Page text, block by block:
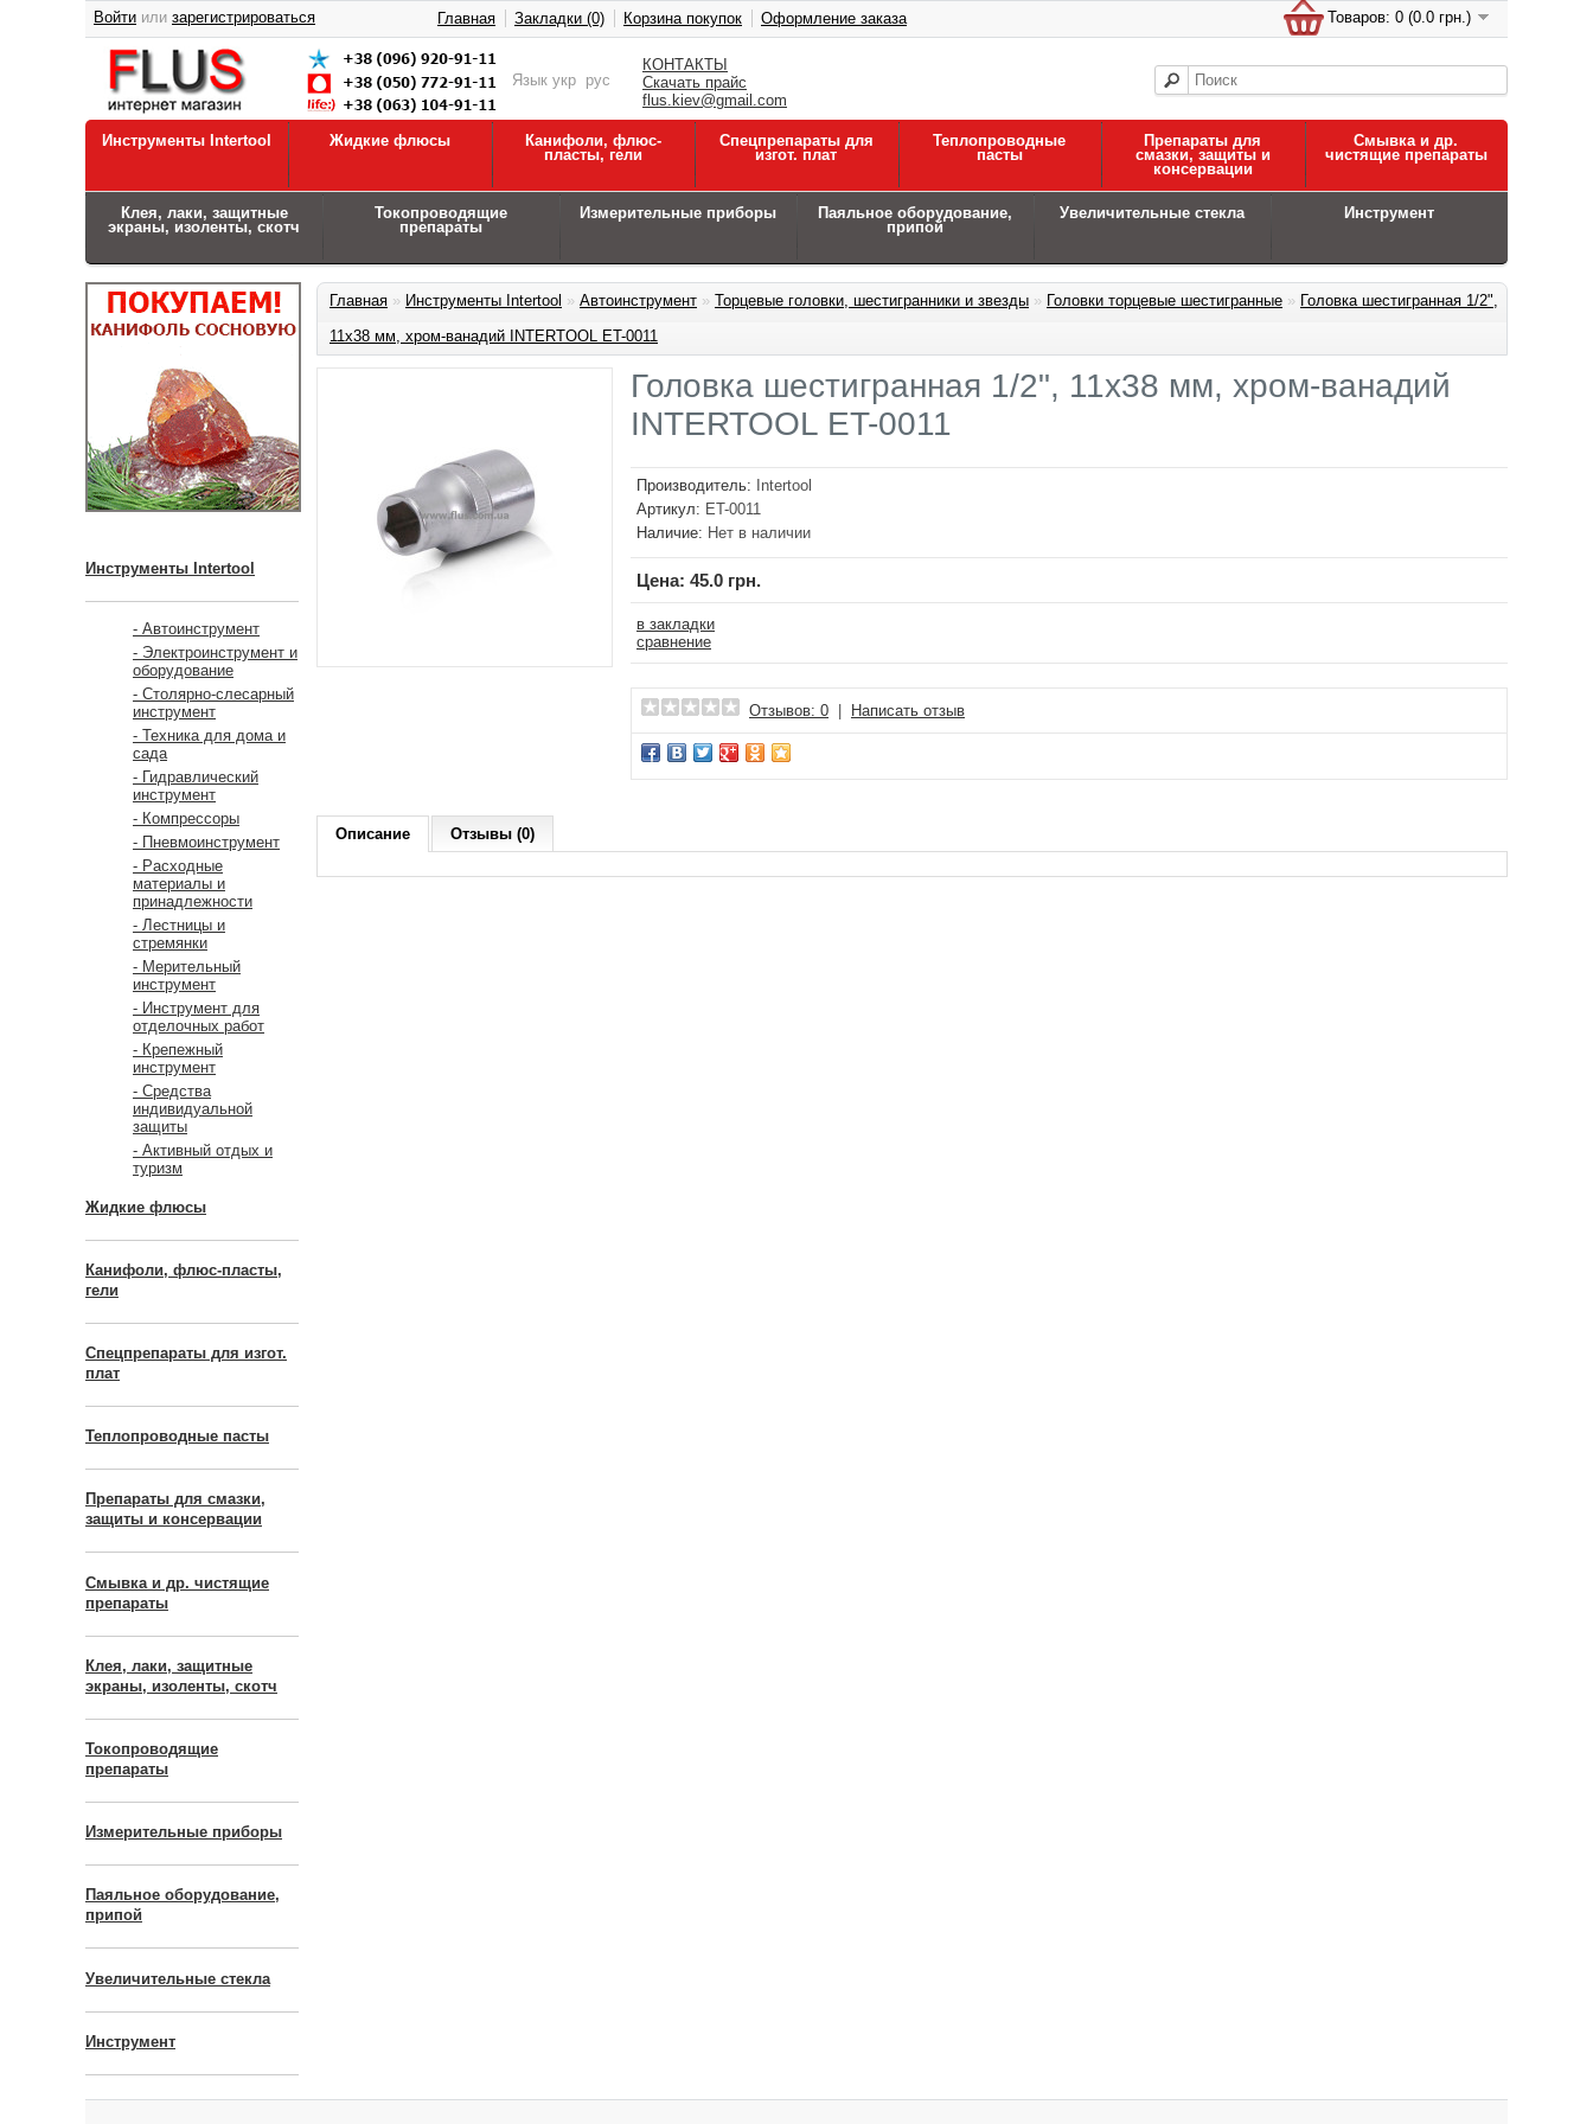
КОНТАКТЫ
Скачать прайс
flus.kiev@gmail.com
Язык укр рус
Товаров: 0 (0.0 грн.)
Войти или зарегистрироваться Главная Закладки (0) Корзина покупок Оформление заказа
Инструменты Intertool Жидкие флюсы
Канифоли, флюс-
пласты, гели
Спецпрепараты для
изгот. плат
Теплопроводные
пасты
Препараты для
смазки, защиты и
консервации
Смывка и др.
чистящие препараты
Клея, лаки, защитные
экраны, изоленты, скотч
Токопроводящие
препараты
Измерительные приборы
Паяльное оборудование,
припой
Увеличительные стекла Инструмент
Инструменты Intertool
- Автоинструмент
- Электроинструмент и
оборудование
- Столярно-слесарный
инструмент
- Техника для дома и
сада
- Гидравлический
инструмент
- Компрессоры
- Пневмоинструмент
- Расходные
материалы и
принадлежности
- Лестницы и
стремянки
- Мерительный
инструмент
- Инструмент для
отделочных работ
- Крепежный
инструмент
- Средства
индивидуальной
защиты
- Активный отдых и
туризм
Жидкие флюсы
Канифоли, флюс-пласты,
гели
Спецпрепараты для изгот.
плат
Теплопроводные пасты
Препараты для смазки,
защиты и консервации
Смывка и др. чистящие
препараты
Клея, лаки, защитные
экраны, изоленты, скотч
Токопроводящие
препараты
Измерительные приборы
Паяльное оборудование,
припой
Увеличительные стекла
Инструмент
Главная » Инструменты Intertool » Автоинструмент » Торцевые головки, шестигранники и звезды » Головки торцевые шестигранные » Головка шестигранная 1/2",
11x38 мм, хром-ванадий INTERTOOL ET-0011
Головка шестигранная 1/2", 11x38 мм, хром-ванадий
INTERTOOL ET-0011
Производитель:
Intertool
Артикул: ET-0011
Наличие: Нет в наличии
Цена: 45.0 грн.
в закладки
сравнение
Отзывов: 0 Написать отзыв
Описание Отзывы (0)